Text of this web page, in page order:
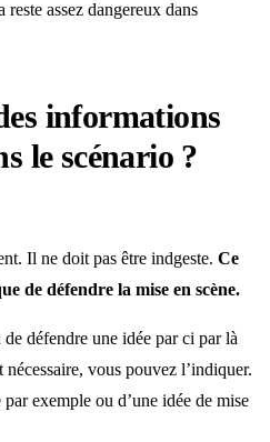
assez dangereux dans
informations
le scénario ?
Il ne doit pas être indgeste. Ce
de défendre la mise en scène.
défendre une idée par ci par là
vous pouvez l’indiquer.
par exemple ou d’une idée de mise